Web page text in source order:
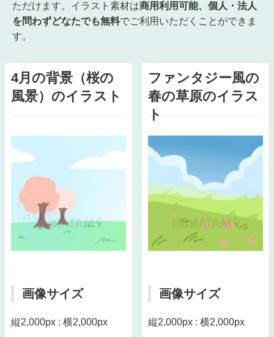
ただけます。イラスト素材は商用利用可能、個人・法人
を問わずどなたでも無料でご利用いただくことができま
す。
4月の背景（桜の
風景）のイラスト
画像サイズ
縦2,000px : 横2,000px
ファンタジー風の
春の草原のイラス
ト
画像サイズ
縦2,000px : 横2,000px